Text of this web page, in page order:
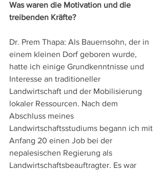
Was waren die Motivation und die
treibenden Kräfte?
Dr. Prem Thapa: Als Bauernsohn, der in
einem kleinen Dorf geboren wurde,
hatte ich einige Grundkenntnisse und
Interesse an traditioneller
Landwirtschaft und der Mobilisierung
lokaler Ressourcen. Nach dem
Abschluss meines
Landwirtschaftsstudiums begann ich mit
Anfang 20 einen Job bei der
nepalesischen Regierung als
Landwirtschaftsbeauftragter. Es war